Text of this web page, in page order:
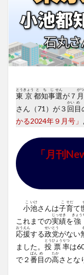
東
とう
京
きょう
都
と
知
ち
事
じ
選
せん
が７ 月
がつ
さん（71）が３ 回
かい
目
め
かる2024年９月号」
「月刊
小
こ
池
いけ
さんは子
こ
育
そだ
て
これまでの実
じっ
績
せき
を強
きょう
応
おう
援
えん
する政
せい
党
とう
がない
ました。 投
とう
票
ひょう
率
りつ
は
で２番
ばん
目
め
の高
たか
さとな